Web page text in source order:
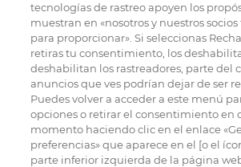
tecnologías de rastreo apoyen los
muestran en «nosotros y nuestros
para proporcionar». Si seleccionas
retiras tu consentimiento, los
deshabilitan los rastreadores, parte del
anuncios que ves podrían dejar de ser
Puedes volver a acceder a este menú
opciones o retirar el consentimiento en
momento haciendo clic en el enlace
preferencias» que aparece en el [o el
parte inferior izquierda de la página